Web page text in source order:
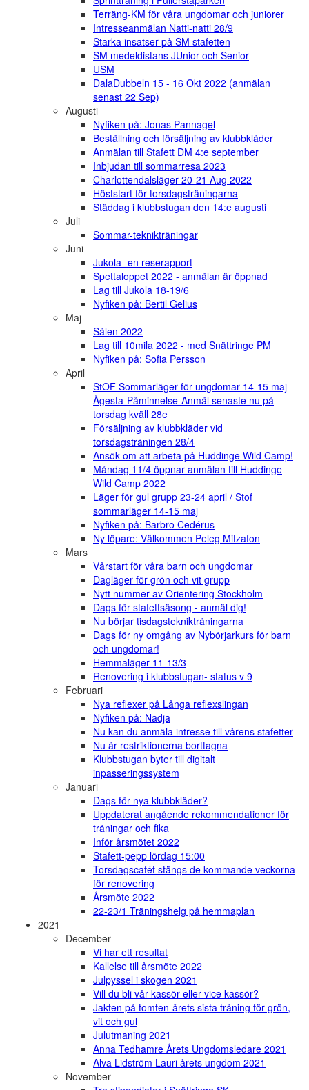
Terräng-KM för våra ungdomar och juniorer
Intresseanmälan Natti-natti 28/9
Starka insatser på SM stafetten
SM medeldistans JUnior och Senior
USM
DalaDubbeln 15 - 16 Okt 2022 (anmälan
senast 22 Sep)
Augusti
Nyfiken på: Jonas Pannagel
Beställning och försäljning av klubbkläder
Anmälan till Stafett DM 4:e september
Inbjudan till sommarresa 2023
Charlottendalsläger 20-21 Aug 2022
Höststart för torsdagsträningarna
Städdag i klubbstugan den 14:e augusti
Juli
Sommar-teknikträningar
Juni
Jukola- en reserapport
Spettaloppet 2022 - anmälan är öppnad
Lag till Jukola 18-19/6
Nyfiken på: Bertil Gelius
Maj
Sälen 2022
Lag till 10mila 2022 - med Snättringe PM
Nyfiken på: Sofia Persson
April
StOF Sommarläger för ungdomar 14-15 maj
Ågesta-Påminnelse-Anmäl senaste nu på
torsdag kväll 28e
Försäljning av klubbkläder vid
torsdagsträningen 28/4
Ansök om att arbeta på Huddinge Wild Camp!
Måndag 11/4 öppnar anmälan till Huddinge
Wild Camp 2022
Läger för gul grupp 23-24 april / Stof
sommarläger 14-15 maj
Nyfiken på: Barbro Cedérus
Ny löpare: Välkommen Peleg Mitzafon
Mars
Vårstart för våra barn och ungdomar
Dagläger för grön och vit grupp
Nytt nummer av Orientering Stockholm
Dags för stafettsäsong - anmäl dig!
Nu börjar tisdagsteknikträningarna
Dags för ny omgång av Nybörjarkurs för barn
och ungdomar!
Hemmaläger 11-13/3
Renovering i klubbstugan- status v 9
Februari
Nya reflexer på Långa reflexslingan
Nyfiken på: Nadja
Nu kan du anmäla intresse till vårens stafetter
Nu är restriktionerna borttagna
Klubbstugan byter till digitalt
inpasseringssystem
Januari
Dags för nya klubbkläder?
Uppdaterat angående rekommendationer för
träningar och fika
Inför årsmötet 2022
Stafett-pepp lördag 15:00
Torsdagscafét stängs de kommande veckorna
för renovering
Årsmöte 2022
22-23/1 Träningshelg på hemmaplan
2021
December
Vi har ett resultat
Kallelse till årsmöte 2022
Julpyssel i skogen 2021
Vill du bli vår kassör eller vice kassör?
Jakten på tomten-årets sista träning för grön,
vit och gul
Julutmaning 2021
Anna Tedhamre Årets Ungdomsledare 2021
Alva Lidström Lauri årets ungdom 2021
November